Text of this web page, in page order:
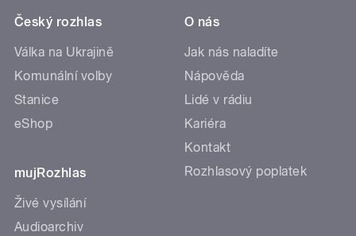
Český rozhlas
Válka na Ukrajině
Komunální volby
Stanice
eShop
mujRozhlas
Živé vysílání
Audioarchiv
O nás
Jak nás naladíte
Nápověda
Lidé v rádiu
Kariéra
Kontakt
Rozhlasový poplatek